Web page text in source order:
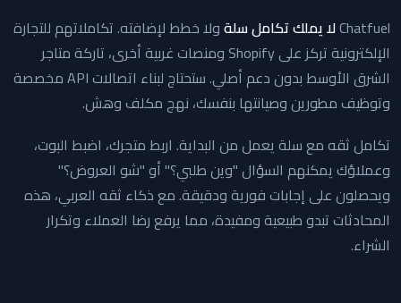
Chatfuelلا يملك تكامل سلةولا خطط لإضافته. تكاملاتهم للتجارة
الإلكترونية تركز على Shopify ومنصات غربية أخرى، تاركة متاجر
الشرق الأوسط بدون دعم أصلي. ستحتاج لبناء اتصالات API مخصصة
وتوظيف مطورين وصيانتها بنفسك، نهج مكلف وهش.
تكامل ثقه مع سلة يعمل من البداية. اربط متجرك، اضبط البوت،
وعملاؤك يمكنهم السؤال "وين طلبي؟" أو "شو العروض؟"
ويحصلون على إجابات فورية ودقيقة. مع ذكاء ثقه العربي، هذه
المحادثات تبدو طبيعية ومفيدة، مما يرفع رضا العملاء وتكرار
الشراء.